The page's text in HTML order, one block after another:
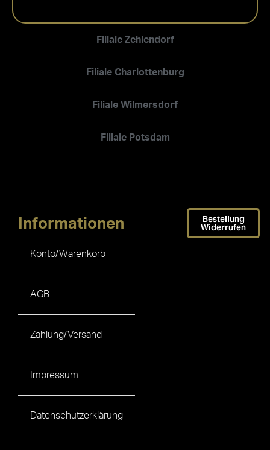
Filiale Zehlendorf
Filiale Charlottenburg
Filiale Wilmersdorf
Filiale Potsdam
Informationen
Konto/Warenkorb
AGB
Zahlung/Versand
Impressum
Datenschutzerklärung
Bestellung
Widerrufen